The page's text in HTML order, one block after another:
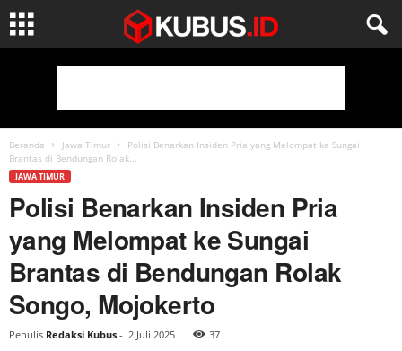
Beranda Jawa Timur
Polisi Benarkan Insiden Pria yang Melompat ke Sungai
Brantas di Bendungan Rolak...
JAWA TIMUR
Polisi Benarkan Insiden Pria
yang Melompat ke Sungai
Brantas di Bendungan Rolak
Songo, Mojokerto
Penulis Redaksi Kubus - 2 Juli 2025 37